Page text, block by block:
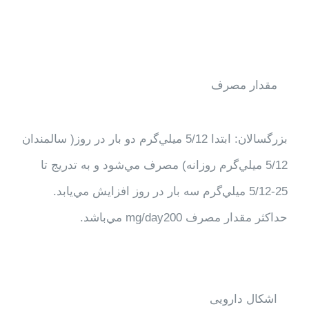
مقدار مصرف
بزرگسالان: ابتدا 5/12 ميلي‌گرم دو بار در روز( سالمندان
5/12 ميلي‌گرم روزانه) مصرف مي‌شود و به تدريج تا
25-5/12 ميلي‌گرم سه بار در روز افزايش مي‌يابد.
حداكثر مقدار مصرف mg/day200 مي‌باشد.
اشکال دارویی